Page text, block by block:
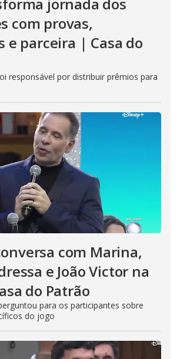
com provas,
e parceira | Casa do
responsável por distribuir prêmios para
com Marina,
e João Victor na
do Patrão
para os participantes sobre
do jogo